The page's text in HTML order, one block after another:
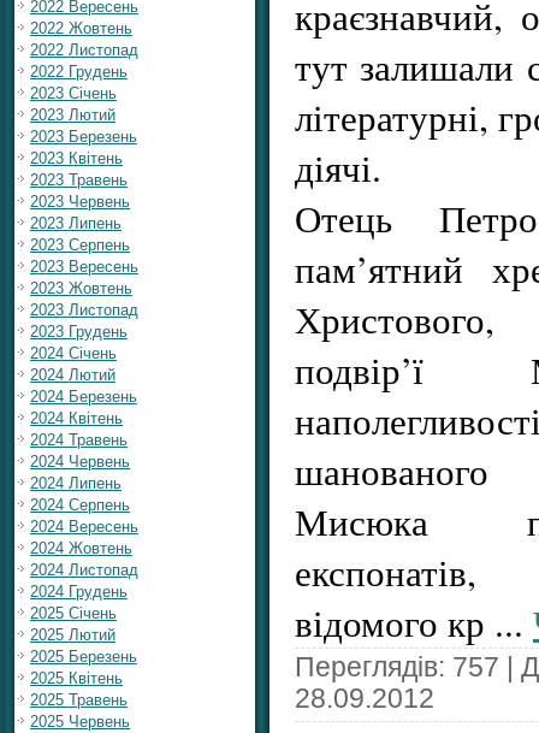
2022 Вересень
2022 Жовтень
2022 Листопад
2022 Грудень
2023 Січень
2023 Лютий
2023 Березень
2023 Квітень
2023 Травень
2023 Червень
2023 Липень
2023 Серпень
2023 Вересень
2023 Жовтень
2023 Листопад
2023 Грудень
2024 Січень
2024 Лютий
2024 Березень
2024 Квітень
2024 Травень
2024 Червень
2024 Липень
2024 Серпень
2024 Вересень
2024 Жовтень
2024 Листопад
2024 Грудень
2025 Січень
2025 Лютий
2025 Березень
2025 Квітень
2025 Травень
2025 Червень
краєзнавчий,
тут залишали
літературні,
діячі.
Отець
пам’ятний
подвір’ї
шанованого
Мисюка
відомого кр ...
Переглядів: 757 |
28.09.2012